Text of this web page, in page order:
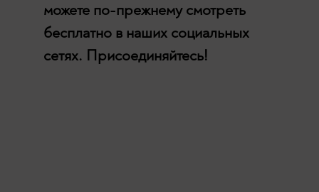
можете по-прежнему смотреть
бесплатно в наших социальных
сетях. Присоединяйтесь!